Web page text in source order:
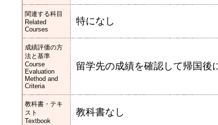
関連する科目
Related
Courses
特になし
成績評価の方
法と基準
Course
Evaluation
Method and
Criteria
留学先の成績を確認して帰国後
教科書・テキ
スト
Textbook
教科書なし